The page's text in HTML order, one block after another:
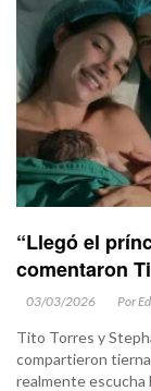
“Llegó el
comentaron
03/03/2026 Por
Tito Torres y
compartieron
realmente escucha